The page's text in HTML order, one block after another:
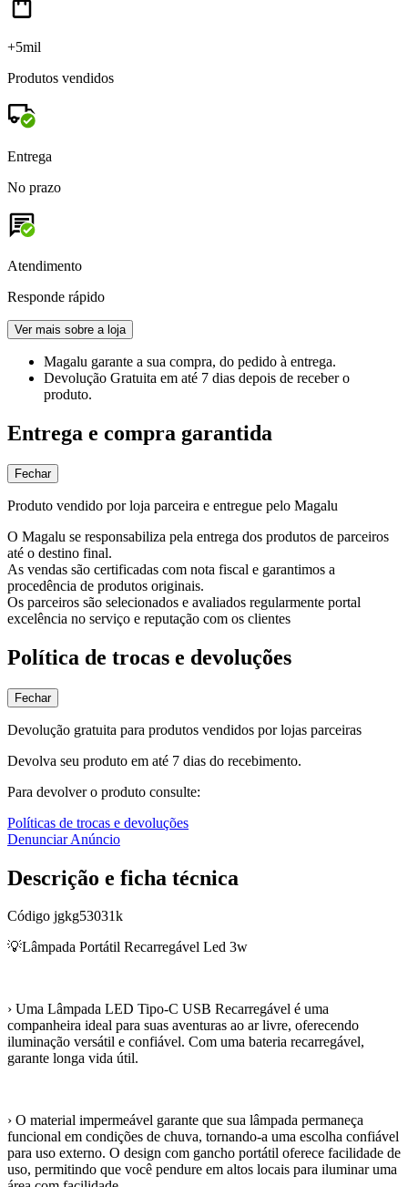
+5mil
Produtos vendidos
Entrega
No prazo
Atendimento
Responde rápido
Ver mais sobre a loja
Magalu garante a sua compra, do pedido à entrega.
Devolução Gratuita em até 7 dias depois de receber o
produto.
Entrega e compra garantida
Fechar
Produto vendido por loja parceira e entregue pelo Magalu
O Magalu se responsabiliza pela entrega dos produtos de parceiros
até o destino final.
As vendas são certificadas com nota fiscal e garantimos a
procedência de produtos originais.
Os parceiros são selecionados e avaliados regularmente portal
excelência no serviço e reputação com os clientes
Política de trocas e devoluções
Fechar
Devolução gratuita para produtos vendidos por lojas parceiras
Devolva seu produto em até 7 dias do recebimento.
Para devolver o produto consulte:
Políticas de trocas e devoluções
Denunciar Anúncio
Descrição e ficha técnica
Código jgkg53031k
💡Lâmpada Portátil Recarregável Led 3w
› Uma Lâmpada LED Tipo-C USB Recarregável é uma
companheira ideal para suas aventuras ao ar livre, oferecendo
iluminação versátil e confiável. Com uma bateria recarregável,
garante longa vida útil.
› O material impermeável garante que sua lâmpada permaneça
funcional em condições de chuva, tornando-a uma escolha confiável
para uso externo. O design com gancho portátil oferece facilidade de
uso, permitindo que você pendure em altos locais para iluminar uma